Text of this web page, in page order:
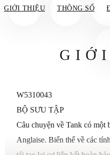
GIỚI THIỆU THÔNG SỐ
W5310043
BỘ SƯU TẬP
Câu chuyện về Tank có một
Anglaise. Biến thể về các